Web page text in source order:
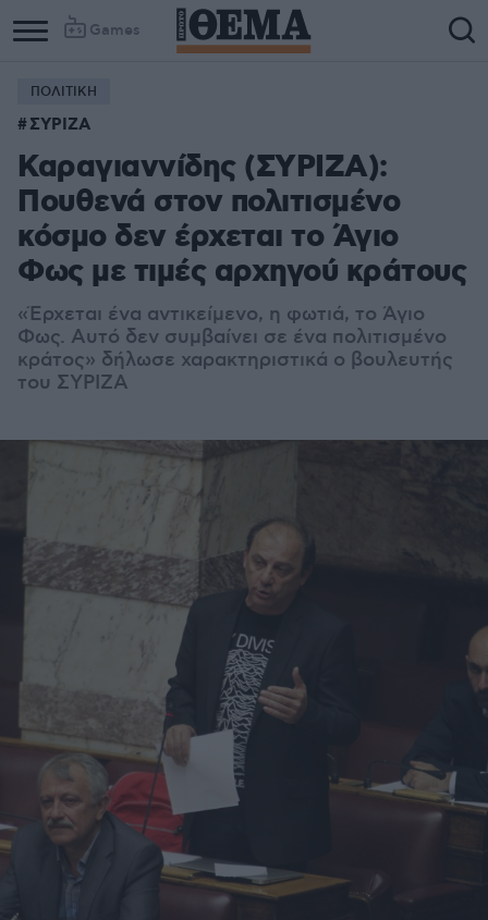
Games
Column
1
ΠΟΛΙΤΙΚΗ
ΣΥΡΙΖΑ
Καραγιαννίδης (ΣΥΡΙΖΑ):
Πουθενά στον πολιτισμένο
κόσμο δεν έρχεται το Άγιο
Φως με τιμές αρχηγού κράτους
«Έρχεται ένα αντικείμενο, η φωτιά, το Άγιο
Φως. Αυτό δεν συμβαίνει σε ένα πολιτισμένο
κράτος» δήλωσε χαρακτηριστικά ο βουλευτής
του ΣΥΡΙΖΑ